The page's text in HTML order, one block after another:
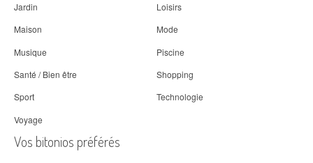
Jardin
Loisirs
Maison
Mode
Musique
Piscine
Santé / Bien être
Shopping
Sport
Technologie
Voyage
Vos bitonios préférés